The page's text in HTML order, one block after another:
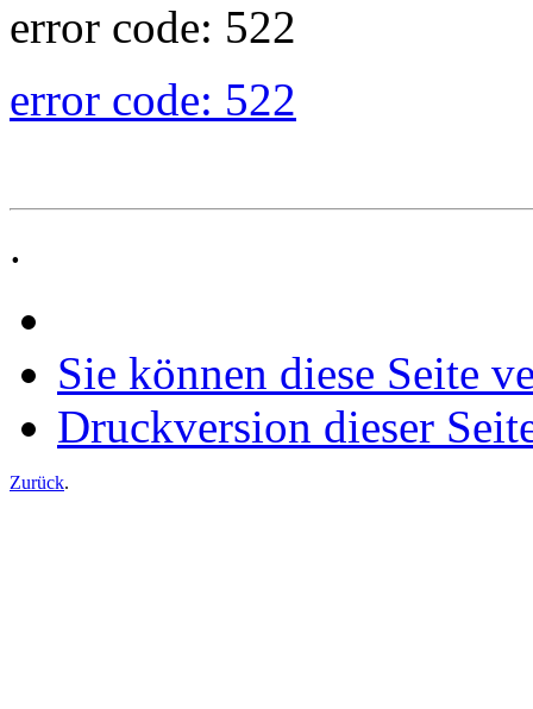
error code: 522
error code: 522
.
Sie können diese Seite
Druckversion dieser
Zurück.